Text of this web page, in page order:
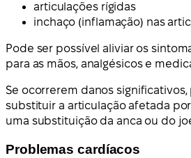
articulações rígidas
inchaço (inflamação) nas
Pode ser possível aliviar os
para as mãos, analgésicos e
Se ocorrerem danos
substituir a articulação afetada
uma substituição da anca ou do
Problemas cardíacos